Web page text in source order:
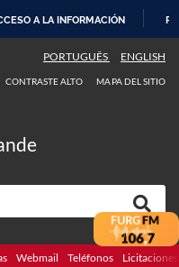
A LA INFORMACIÓN
PORTUGUÊS ENGLISH
CONTRASTE ALTO MAPA DEL SITIO
Webmail Teléfonos Licitaciones